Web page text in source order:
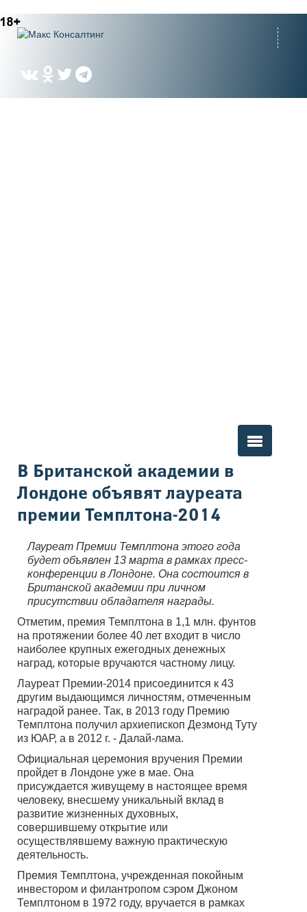
Вы здесь
В Британской академии в
Лондоне объявят лауреата
премии Темплтона-2014
Лауреат Премии Темплтона этого года
будет объявлен 13 марта в рамках пресс-
конференции в Лондоне. Она состоится в
Британской академии при личном
присутствии обладателя награды.
Отметим, премия Темплтона в 1,1 млн. фунтов
на протяжении более 40 лет входит в число
наиболее крупных ежегодных денежных
наград, которые вручаются частному лицу.
Лауреат Премии-2014 присоединится к 43
другим выдающимся личностям, отмеченным
наградой ранее. Так, в 2013 году Премию
Темплтона получил архиепископ Дезмонд Туту
из ЮАР, а в 2012 г. - Далай-лама.
Официальная церемония вручения Премии
пройдет в Лондоне уже в мае. Она
присуждается живущему в настоящее время
человеку, внесшему уникальный вклад в
развитие жизненных духовных,
совершившему открытие или
осуществлявшему важную практическую
деятельность.
Премия Темплтона, учрежденная покойным
инвестором и филантропом сэром Джоном
Темплтоном в 1972 году, вручается в рамках